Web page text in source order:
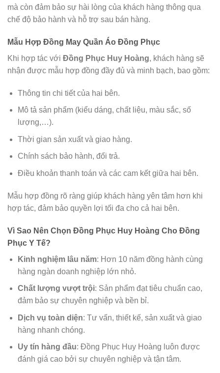
mà còn đảm bảo sự hài lòng của khách hàng thông qua
chế độ bảo hành và hỗ trợ sau bán hàng.
Mẫu Hợp Đồng May Quần Áo Đồng Phục
Khi hợp tác với Đồng Phục Huy Hoàng, khách hàng sẽ
nhận được mẫu hợp đồng đầy đủ và minh bạch, bao gồm:
Thông tin chi tiết của hai bên.
Mô tả sản phẩm (kiểu dáng, chất liệu, màu sắc, số
lượng,…).
Thời gian sản xuất và giao hàng.
Chính sách bảo hành, đổi trả.
Điều khoản thanh toán và các cam kết giữa hai bên.
Mẫu hợp đồng rõ ràng giúp khách hàng yên tâm hơn khi
hợp tác, đảm bảo quyền lợi tối đa cho cả hai bên.
Vì Sao Nên Chọn Đồng Phục Huy Hoàng Cho Đồng
Phục Y Tế?
Kinh nghiệm lâu năm: Hơn 10 năm đồng hành cùng
hàng ngàn doanh nghiệp lớn nhỏ.
Chất lượng vượt trội: Sản phẩm đạt tiêu chuẩn cao,
đảm bảo sự chuyên nghiệp và bền bỉ.
Dịch vụ toàn diện: Tư vấn, thiết kế, sản xuất và giao
hàng nhanh chóng.
Uy tín hàng đầu: Đồng Phục Huy Hoàng luôn được
đánh giá cao bởi sự chuyên nghiệp và tận tâm.